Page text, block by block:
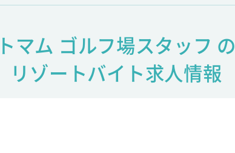
トマム ゴルフ場スタッフ の
リゾートバイト求人情報